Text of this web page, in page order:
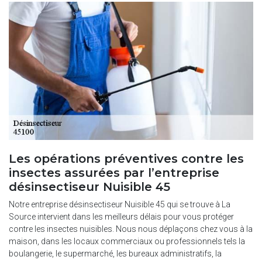
Les opérations préventives contre les
insectes assurées par l’entreprise
désinsectiseur Nuisible 45
Notre entreprise désinsectiseur Nuisible 45 qui se trouve à La
Source intervient dans les meilleurs délais pour vous protéger
contre les insectes nuisibles. Nous nous déplaçons chez vous à la
maison, dans les locaux commerciaux ou professionnels tels la
boulangerie, le supermarché, les bureaux administratifs, la